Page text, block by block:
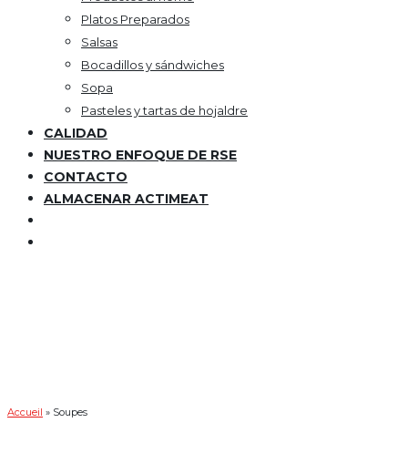
Platos Preparados
Salsas
Bocadillos y sándwiches
Sopa
Pasteles y tartas de hojaldre
CALIDAD
NUESTRO ENFOQUE DE RSE
CONTACTO
ALMACENAR ACTIMEAT
Accueil » Soupes